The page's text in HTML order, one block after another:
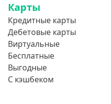
Карты
Кредитные карты
Дебетовые карты
Виртуальные
Бесплатные
Выгодные
С кэшбеком